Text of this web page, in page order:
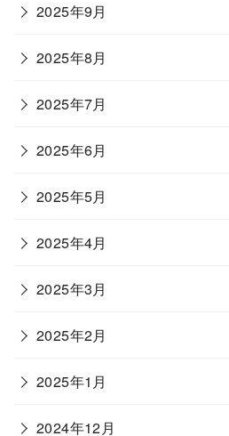
2025年9月
2025年8月
2025年7月
2025年6月
2025年5月
2025年4月
2025年3月
2025年2月
2025年1月
2024年12月